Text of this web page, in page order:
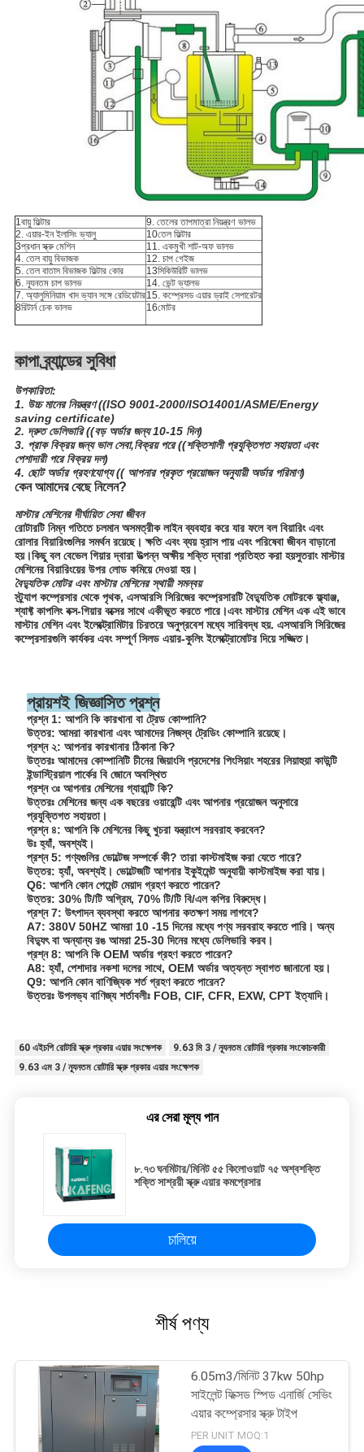
1বায়ু ফিল্টার
9. তেলের তাপমাত্রা নিয়ন্ত্রণ ভালভ
2. এয়ার-ইন ইলাসিং ভ্যালু
10তেল ফিল্টার
3প্রধান স্ক্রু মেশিন
11. একমুখী শাট-অফ ভালভ
4. তেল বায়ু বিভাজক
12. চাপ গেইজ
5. তেল বাতাস বিভাজক ফিল্টার কোর
13সিকিউরিটি ভালভ
6. ন্যূনতম চাপ ভালভ
14. ভেন্ট ভ্যালভ
7. অ্যালুমিনিয়াম খাদ ভ্যান সঙ্গে রেডিয়েটার15. কম্প্রেসড এয়ার ড্রাই সেপারেটর
8রিটার্ন চেক ভালভ
16মোটর
কাপা ব্র্যান্ডের সুবিধা
উপকারিতা:
1. উচ্চ মানের নিয়ন্ত্রণ ((ISO 9001-2000/ISO14001/ASME/Energy
saving certificate)
2. দ্রুত ডেলিভারি ((বড় অর্ডার জন্য 10-15 দিন)
3. প্রাক বিক্রয় জন্য ভাল সেবা,বিক্রয় পরে ((শক্তিশালী প্রযুক্তিগত সহায়তা এবং
পেশাদারী পরে বিক্রয় দল)
4. ছোট অর্ডার গ্রহণযোগ্য (( আপনার প্রকৃত প্রয়োজন অনুযায়ী অর্ডার পরিমাণ)
কেন আমাদের বেছে নিলেন?
মাস্টার মেশিনের দীর্ঘায়িত সেবা জীবন
রোটারটি নিম্ন গতিতে চলমান অসমত্রীক লাইন ব্যবহার করে যার ফলে বল বিয়ারিং এবং
রোলার বিয়ারিংগুলির সমর্থন রয়েছে। ক্ষতি এবং ব্যয় হ্রাস পায় এবং পরিষেবা জীবন বাড়ানো
হয়।কিছু বল বেভেল গিয়ার দ্বারা উত্পন্ন অক্ষীয় শক্তি দ্বারা প্রতিহত করা হয়সুতরাং মাস্টার
মেশিনের বিয়ারিংয়ের উপর লোড কমিয়ে দেওয়া হয়।
বৈদ্যুতিক মোটর এবং মাস্টার মেশিনের স্থায়ী সমন্বয়
স্ট্র্যাপ কম্প্রেসার থেকে পৃথক, এসআরসি সিরিজের কম্প্রেসারটি বৈদ্যুতিক মোটরকে ফ্ল্যাঞ্জ,
শ্যাফ্ট কাপলিং বক্স-গিয়ার বক্সের সাথে একীভূত করতে পারে।এবং মাস্টার মেশিন এক এই ভাবে
মাস্টার মেশিন এবং ইলেক্ট্রোমিটার চিরতরে অনুপ্রবেশ মধ্যে সারিবদ্ধ হয়. এসআরসি সিরিজের
কম্প্রেসারগুলি কার্যকর এবং সম্পূর্ণ সিলড এয়ার-কুলিং ইলেক্ট্রোমোটর দিয়ে সজ্জিত।
প্রায়শই জিজ্ঞাসিত প্রশ্ন
প্রশ্ন 1: আপনি কি কারখানা বা ট্রেড কোম্পানি?
উত্তর: আমরা কারখানা এবং আমাদের নিজস্ব ট্রেডিং কোম্পানি রয়েছে।
প্রশ্ন ২: আপনার কারখানার ঠিকানা কি?
উত্তরঃ আমাদের কোম্পানিটি চীনের জিয়াংসি প্রদেশের পিংসিয়াং শহরের লিয়াহুয়া কাউন্টি
ইন্ডাস্ট্রিয়াল পার্কের বি জোনে অবস্থিত
প্রশ্ন ৩ঃ আপনার মেশিনের গ্যারান্টি কি?
উত্তরঃ মেশিনের জন্য এক বছরের ওয়ারেন্টি এবং আপনার প্রয়োজন অনুসারে
প্রযুক্তিগত সহায়তা।
প্রশ্ন ৪: আপনি কি মেশিনের কিছু খুচরা যন্ত্রাংশ সরবরাহ করবেন?
উঃ হ্যাঁ, অবশ্যই।
প্রশ্ন 5: পণ্যগুলির ভোল্টেজ সম্পর্কে কী? তারা কাস্টমাইজ করা যেতে পারে?
উত্তর: হ্যাঁ, অবশ্যই। ভোল্টেজটি আপনার ইকুইমেন্ট অনুযায়ী কাস্টমাইজ করা যায়।
Q6: আপনি কোন পেমেন্ট মেয়াদ গ্রহণ করতে পারেন?
উত্তর: 30% টি/টি অগ্রিম, 70% টি/টি বি/এল কপির বিরুদ্ধে।
প্রশ্ন 7: উৎপাদন ব্যবস্থা করতে আপনার কতক্ষণ সময় লাগবে?
A7: 380V 50HZ আমরা 10 -15 দিনের মধ্যে পণ্য সরবরাহ করতে পারি। অন্য
বিদ্যুৎ বা অন্যান্য রঙ আমরা 25-30 দিনের মধ্যে ডেলিভারি করব।
প্রশ্ন 8: আপনি কি OEM অর্ডার গ্রহণ করতে পারেন?
A8: হ্যাঁ, পেশাদার নকশা দলের সাথে, OEM অর্ডার অত্যন্ত স্বাগত জানানো হয়।
Q9: আপনি কোন বাণিজ্যিক শর্ত গ্রহণ করতে পারেন?
উত্তরঃ উপলভ্য বাণিজ্য শর্তাবলীঃ FOB, CIF, CFR, EXW, CPT ইত্যাদি।
60 এইচপি রোটারি স্ক্রু প্রকার এয়ার সংক্ষেপক
9.63 মি 3 / ন্যূনতম রোটারি প্রকার সংকোচকারী
9.63 এম 3 / ন্যূনতম রোটারি স্ক্রু প্রকার এয়ার সংক্ষেপক
এর সেরা মূল্য পান
৮.৭৩ ঘনমিটার/মিনিট ৫৫ কিলোওয়াট ৭৫ অশ্বশক্তি
শক্তি সাশ্রয়ী স্ক্রু এয়ার কমপ্রেসার
চালিয়ে
শীর্ষ পণ্য
6.05m3/মিনিট 37kw 50hp
সাইলেন্ট ফিক্সড স্পিড এনার্জি সেভিং
এয়ার কম্প্রেসার স্ক্রু টাইপ
PER UNIT MOQ:1